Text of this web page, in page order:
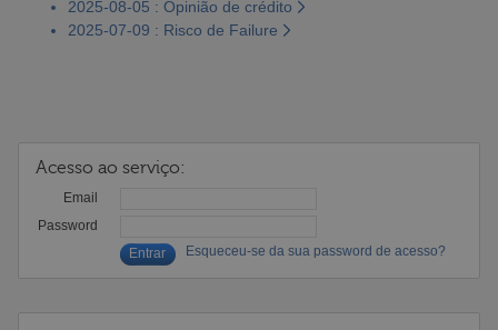
2025-08-05 : Opinião de crédito
2025-07-09 : Risco de Failure
Acesso ao serviço:
Email
Password
Esqueceu-se da sua password de acesso?